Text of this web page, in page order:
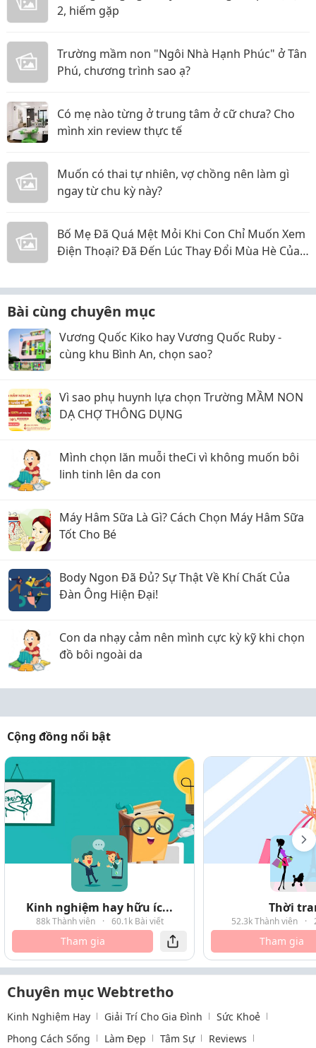
2, hiếm gặp
Trường mầm non "Ngôi Nhà Hạnh Phúc" ở Tân
Phú, chương trình sao ạ?
Có mẹ nào từng ở trung tâm ở cữ chưa? Cho
mình xin review thực tế
Muốn có thai tự nhiên, vợ chồng nên làm gì
ngay từ chu kỳ này?
Bố Mẹ Đã Quá Mệt Mỏi Khi Con Chỉ Muốn Xem
Điện Thoại? Đã Đến Lúc Thay Đổi Mùa Hè Của
Bài cùng chuyên mục
Vương Quốc Kiko hay Vương Quốc Ruby -
cùng khu Bình An, chọn sao?
Vì sao phụ huynh lựa chọn Trường MẦM NON
DẠ CHỢ THÔNG DỤNG
Mình chọn lăn muỗi theCi vì không muốn bôi
linh tinh lên da con
Máy Hâm Sữa Là Gì? Cách Chọn Máy Hâm Sữa
Tốt Cho Bé
Body Ngon Đã Đủ? Sự Thật Về Khí Chất Của
Đàn Ông Hiện Đại!
Con da nhạy cảm nên mình cực kỳ kỹ khi chọn
đồ bôi ngoài da
Cộng đồng nổi bật
Kinh nghiệm hay hữu íc...
88k Thành viên · 60.1k Bài viết
Tham gia
Thời
52.3k Thành viên ·
Tham gia
Chuyên mục Webtretho
Kinh Nghiệm Hay Giải Trí Cho Gia Đình
Sức Khoẻ
Phong Cách Sống
Làm Đẹp Tâm Sự Reviews